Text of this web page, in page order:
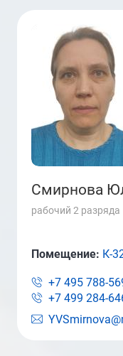
Смирнова
рабочий 2 разряда
Помещение: К-
+7 495 788-
+7 499 284-